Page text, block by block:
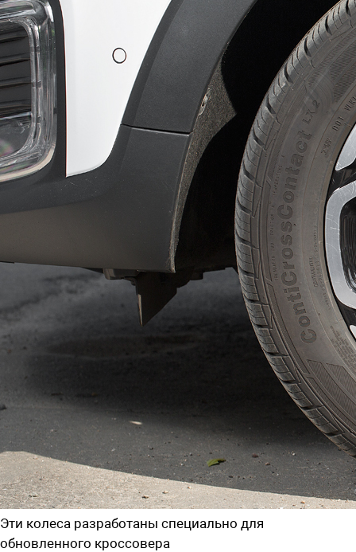
Эти колеса разработаны специально для
обновленного кроссовера